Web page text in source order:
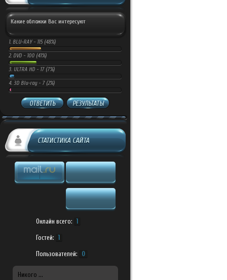
Какие обложки Вас интересуют
1. BLU-RAY - 115 (48%)
2. DVD - 100 (41%)
3. ULTRA HD - 17 (7%)
4. 3D Blu-ray - 7 (2%)
ОТВЕТИТЬ РЕЗУЛЬТАТЫ
СТАТИСТИКА САЙТА
Онлайн всего: 1
Гостей: 1
Пользователей: 0
Никого ...